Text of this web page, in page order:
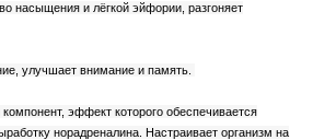
насыщения и лёгкой эйфории, разгоняет
улучшает внимание и память.
эффект которого обеспечивается
норадреналина. Настраивает организм на